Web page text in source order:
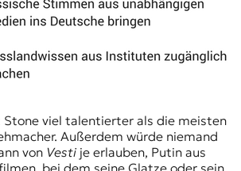
viel talentierter als die meisten
Außerdem würde niemand
von Vesti je erlauben, Putin aus